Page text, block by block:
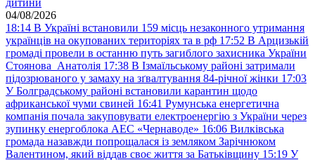
дитини
04/08/2026
18:14 В Україні встановили 159 місць незаконного утримання
українців на окупованих територіях та в рф 17:52 В Арцизькій
громаді провели в останню путь загиблого захисника України
Стоянова Анатолія 17:38 В Ізмаїльському районі затримали
підозрюваного у замаху на зґвалтування 84-річної жінки 17:03
У Болградському районі встановили карантин щодо
африканської чуми свиней 16:41 Румунська енергетична
компанія почала закуповувати електроенергію з України через
зупинку енергоблока АЕС «Чернаводе» 16:06 Вилківська
громада назавжди попрощалася із земляком Зарічнюком
Валентином, який віддав своє життя за Батьківщину 15:19 У